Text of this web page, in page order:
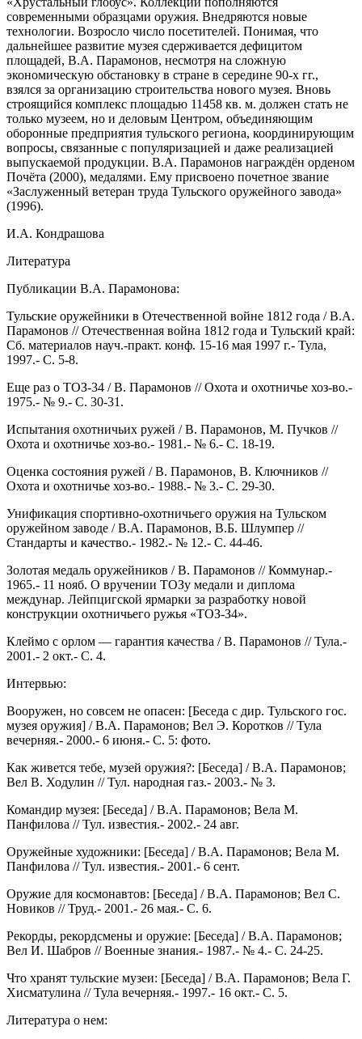
современными образцами оружия. Внедряются новые
технологии. Возросло число посетителей. Понимая, что
дальнейшее развитие музея сдерживается дефицитом
площадей, В.А. Парамонов, несмотря на сложную
экономическую обстановку в стране в середине 90-х гг.,
взялся за организацию строительства нового музея. Вновь
строящийся комплекс площадью 11458 кв. м. должен стать не
только музеем, но и деловым Центром, объединяющим
оборонные предприятия тульского региона, координирующим
вопросы, связанные с популяризацией и даже реализацией
выпускаемой продукции. В.А. Парамонов награждён орденом
Почёта (2000), медалями. Ему присвоено почетное звание
«Заслуженный ветеран труда Тульского оружейного завода»
(1996).
И.А. Кондрашова
Литература
Публикации В.А. Парамонова:
Тульские оружейники в Отечественной войне 1812 года / В.А.
Парамонов // Отечественная война 1812 года и Тульский край:
Сб. материалов науч.-практ. конф. 15-16 мая 1997 г.- Тула,
1997.- С. 5-8.
Еще раз о ТОЗ-34 / В. Парамонов // Охота и охотничье хоз-во.-
1975.- № 9.- С. 30-31.
Испытания охотничьих ружей / В. Парамонов, М. Пучков //
Охота и охотничье хоз-во.- 1981.- № 6.- С. 18-19.
Оценка состояния ружей / В. Парамонов, В. Ключников //
Охота и охотничье хоз-во.- 1988.- № 3.- С. 29-30.
Унификация спортивно-охотничьего оружия на Тульском
оружейном заводе / В.А. Парамонов, В.Б. Шлумпер //
Стандарты и качество.- 1982.- № 12.- С. 44-46.
Золотая медаль оружейников / В. Парамонов // Коммунар.-
1965.- 11 нояб. О вручении ТОЗу медали и диплома
междунар. Лейпцигской ярмарки за разработку новой
конструкции охотничьего ружья «ТОЗ-З4».
Клеймо с орлом — гарантия качества / В. Парамонов // Тула.-
2001.- 2 окт.- С. 4.
Интервью:
Вооружен, но совсем не опасен: [Беседа с дир. Тульского гос.
музея оружия] / В.А. Парамонов; Вел Э. Коротков // Тула
вечерняя.- 2000.- 6 июня.- С. 5: фото.
Как живется тебе, музей оружия?: [Беседа] / В.А. Парамонов;
Вел В. Ходулин // Тул. народная газ.- 2003.- № 3.
Командир музея: [Беседа] / В.А. Парамонов; Вела М.
Панфилова // Тул. известия.- 2002.- 24 авг.
Оружейные художники: [Беседа] / В.А. Парамонов; Вела М.
Панфилова // Тул. известия.- 2001.- 6 сент.
Оружие для космонавтов: [Беседа] / В.А. Парамонов; Вел С.
Новиков // Труд.- 2001.- 26 мая.- С. 6.
Рекорды, рекордсмены и оружие: [Беседа] / В.А. Парамонов;
Вел И. Шабров // Военные знания.- 1987.- № 4.- С. 24-25.
Что хранят тульские музеи: [Беседа] / В.А. Парамонов; Вела Г.
Хисматулина // Тула вечерняя.- 1997.- 16 окт.- С. 5.
Литература о нем: